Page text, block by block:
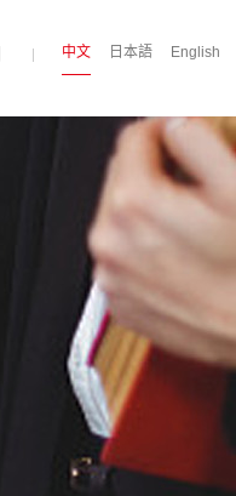
中文 日本語 English